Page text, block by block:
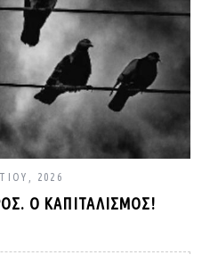
2026
Ο ΚΑΠΙΤΑΛΙΣΜΌΣ!